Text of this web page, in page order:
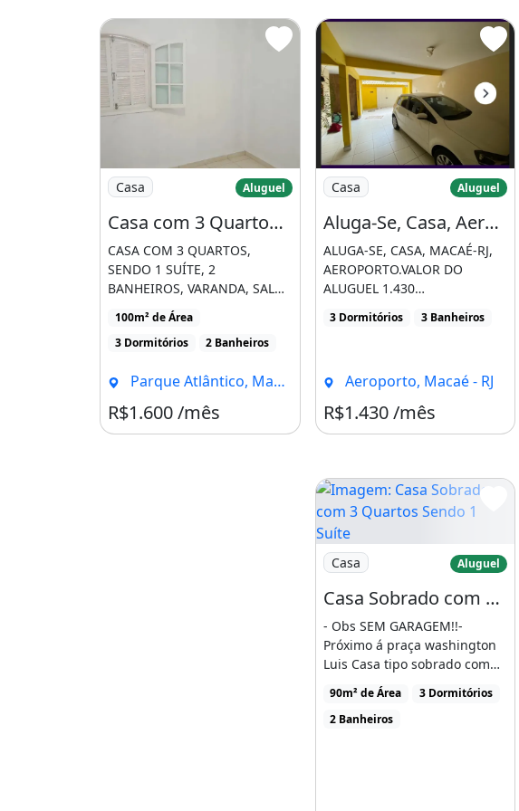
Imagem: Casa com 3 Quartos, Sendo 1 Suíte, Varanda
Casa Aluguel
Casa com 3 Quartos, Sendo 1 Suíte, Varanda, Sala, Sala de Jantar, Cozinha Estilo
CASA COM 3 QUARTOS,
SENDO 1 SUÍTE, 2
BANHEIROS, VARANDA, SALA
DE ESTAR, SALA DE JANTAR,
COZINHA ESTILO [...]
100m² de Área
3 Dormitórios
2 Banheiros
Parque Atlântico, Macaé - RJ
R$1.600 /mês
Imagem: Aluga-Se, Casa,
Casa Aluguel
Aluga-Se, Casa, Aeroporto, Macaé-Rj
ALUGA-SE, CASA, MACAÉ-RJ,
AEROPORTO.VALOR DO
ALUGUEL 1.430
WHATSAPP, POR GENTILEZA
3 Dormitórios 3 Banheiros
Aeroporto, Macaé - RJ
R$1.430 /mês
Imagem: Casa Sobrado com
Casa Aluguel
Casa Sobrado com 3 Quartos Sendo 1 Suíte, Centro - Macaé - Rj
- Obs SEM GARAGEM!!-
Próximo á praça washington
Luis Casa tipo sobrado com
um lance de escada,
possuindo [...]
90m² de Área
3 Dormitórios
2 Banheiros